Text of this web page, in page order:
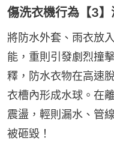
傷洗衣機行為【3
將防水外套、雨衣放
能，重則引發劇烈撞
釋，防水衣物在高速
衣槽內形成水球。在
震盪，輕則漏水、管
被砸毀！